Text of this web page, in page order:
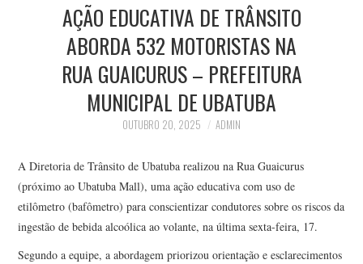
AÇÃO EDUCATIVA DE TRÂNSITO
ABORDA 532 MOTORISTAS NA
RUA GUAICURUS – PREFEITURA
MUNICIPAL DE UBATUBA
OUTUBRO 20, 2025 ADMIN
A Diretoria de Trânsito de Ubatuba realizou na Rua Guaicurus
(próximo ao Ubatuba Mall), uma ação educativa com uso de
etilômetro (bafômetro) para conscientizar condutores sobre os riscos da
ingestão de bebida alcoólica ao volante, na última sexta-feira, 17.
Segundo a equipe, a abordagem priorizou orientação e esclarecimentos